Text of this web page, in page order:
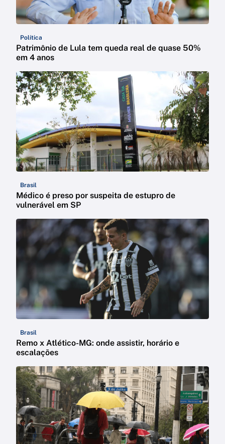
Política
Patrimônio de Lula tem queda real de quase 50%
em 4 anos
Brasil
Médico é preso por suspeita de estupro de
vulnerável em SP
Brasil
Remo x Atlético-MG: onde assistir, horário e
escalações